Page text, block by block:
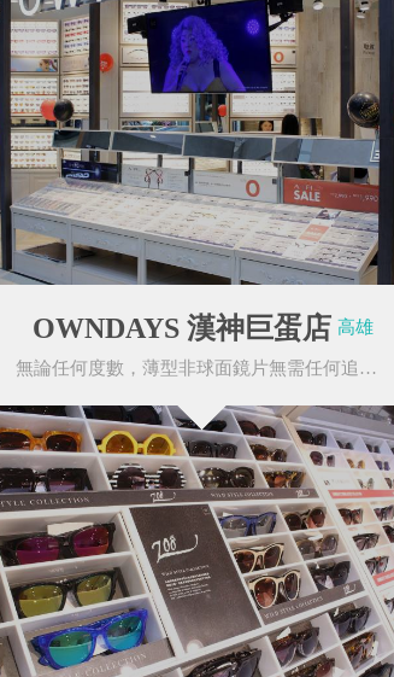
三軍總醫院
NU SKIN 如新
OWNDAYS 漢神巨蛋店 高雄
無論任何度數，薄型非球面鏡片無需任何追加費用。OWNDAYS的眼鏡皆由本公司自行研發、生產及販...